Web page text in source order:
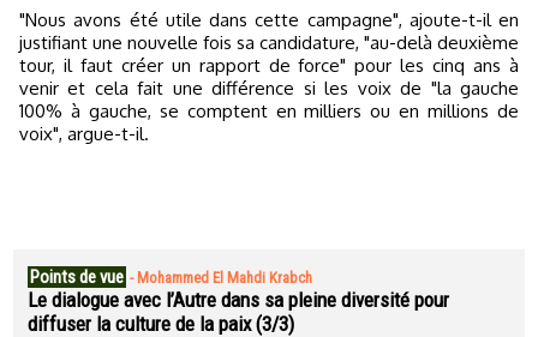
"Nous avons été utile dans cette campagne", ajoute-t-il en
justifiant une nouvelle fois sa candidature, "au-delà deuxième
tour, il faut créer un rapport de force" pour les cinq ans à
venir et cela fait une différence si les voix de "la gauche
100% à gauche, se comptent en milliers ou en millions de
voix", argue-t-il.
Points de vue - Mohammed El Mahdi Krabch
Le dialogue avec l’Autre dans sa pleine diversité pour
diffuser la culture de la paix (3/3)